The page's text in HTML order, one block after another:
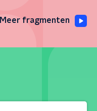
Meer fragmenten